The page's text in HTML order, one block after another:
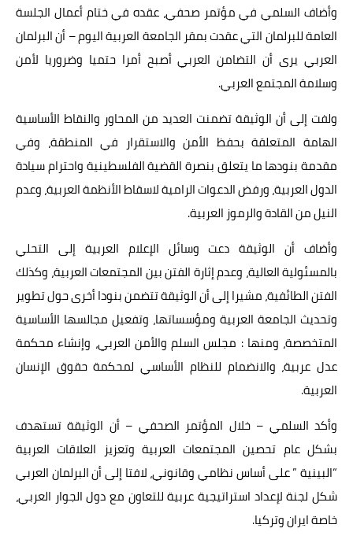
وأضاف السلمي في مؤتمر صحفي، عقده في ختام أعمال الجلسة
العامة للبرلمان التي عقدت بمقر الجامعة العربية اليوم – أن البرلمان
العربي يرى أن التضامن العربي أصبح أمرا حتميا وضروريا لأمن
وسلامة المجتمع العربي.
ولفت إلى أن الوثيقة تضمنت العديد من المحاور والنقاط الأساسية
الهامة المتعلقة بحفظ الأمن والاستقرار في المنطقة، وفي
مقدمة بنودها ما يتعلق بنصرة القضية الفلسطينية واحترام سيادة
الدول العربية، ورفض الدعوات الرامية لاسقاط الأنظمة العربية، وعدم
النيل من القادة والرموز العربية.
وأضاف أن الوثيقة دعت وسائل الإعلام العربية إلى التحلي
بالمسئولية العالية، وعدم إثارة الفتن بين المجتمعات العربية، وكذلك
الفتن الطائفية، مشيرا إلى أن الوثيقة تتضمن بنودا أخرى حول تطوير
وتحديث الجامعة العربية ومؤسساتها، وتفعيل مجالسها الأساسية
المتخصصة، ومنها : مجلس السلم والأمن العربي، وإنشاء محكمة
عدل عربية، والانضمام للنظام الأساسي لمحكمة حقوق الإنسان
العربية.
وأكد السلمي – خلال المؤتمر الصحفي – أن الوثيقة تستهدف
بشكل عام تحصين المجتمعات العربية وتعزيز العلاقات العربية
“البينية ” على أساس نظامي وقانوني، لافتا إلى أن البرلمان العربي
شكل لجنة لإعداد استراتيجية عربية للتعاون مع دول الجوار العربي،
خاصة ايران وتركيا.